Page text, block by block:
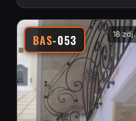
BAS-053 18 zdj.